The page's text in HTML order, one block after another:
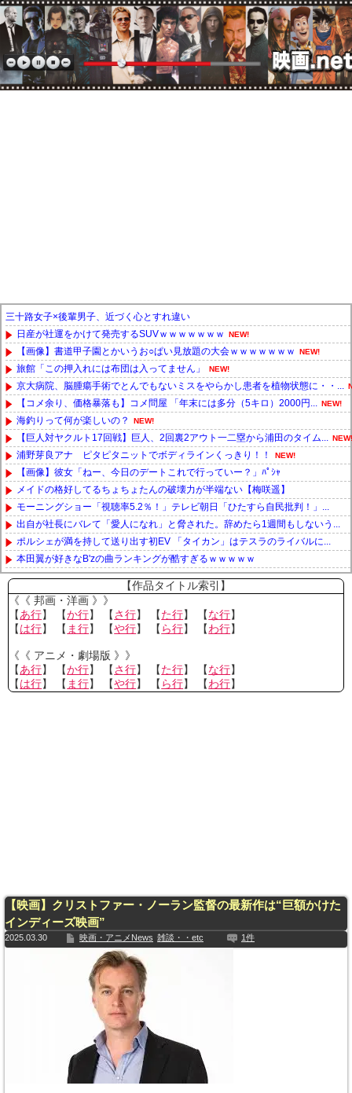
三十路女子×後輩男子、近づく心とすれ違い
日産が社運をかけて発売するSUVｗｗｗｗｗｗｗ
NEW!
【画像】書道甲子園とかいうお○ぱい見放題の大会ｗｗｗｗｗｗｗ NEW!
旅館「この押入れには布団は入ってません」 NEW!
京大病院、脳腫瘍手術でとんでもないミスをやらかし患者を植物状態に・・...
【コメ余り、価格暴落も】コメ問屋 「年末には多分（5キロ）2000円... NEW!
海釣りって何が楽しいの？ NEW!
【巨人対ヤクルト17回戦】巨人、2回裏2アウト一二塁から浦田のタイム... NEW!
浦野芽良アナ ピタピタニットでボディラインくっきり！！ NEW!
【画像】彼女「ねー、今日のデートこれで行っていー？」ﾊﾟｼｬ
メイドの格好してるちょちょたんの破壊力が半端ない【梅咲遥】
モーニングショー「視聴率5.2％！」テレビ朝日「ひたすら自民批判！」...
出自が社長にバレて「愛人になれ」と脅された。辞めたら1週間もしないう...
ポルシェが満を持して送り出す初EV 「タイカン」はテスラのライバルに...
本田翼が好きなB'zの曲ランキングが酷すぎるｗｗｗｗｗ
Powered by livedoor 相互RSS
【作品タイトル索引】
《《 邦画・洋画 》》
【あ行】 【か行】 【さ行】 【た行】 【な行】
【は行】 【 ま行】 【や行】 【 ら行】 【わ行】
《《 アニメ・劇場版 》》
【あ行】 【か行】 【さ行】 【た行】 【な行】
【は行】 【 ま行】 【や行】 【 ら行】 【わ行】
【映画】クリストファー・ノーラン監督の最新作は“巨額かけた
インディーズ映画”
2025.03.30 映画・アニメNews 雑談・・etc 1件